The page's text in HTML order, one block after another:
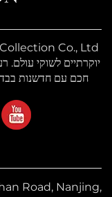
יוקרתיים לשוקי עולם.
חכם עם חדשנות בבדים. 30 שנה של מצוינות באיכות.
Road, Nanjing,